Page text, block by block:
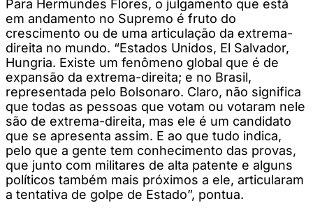
Para Hermundes Flores, o julgamento que está
em andamento no Supremo é fruto do
crescimento ou de uma articulação da extrema-
direita no mundo. “Estados Unidos, El Salvador,
Hungria. Existe um fenômeno global que é de
expansão da extrema-direita; e no Brasil,
representada pelo Bolsonaro. Claro, não significa
que todas as pessoas que votam ou votaram nele
são de extrema-direita, mas ele é um candidato
que se apresenta assim. E ao que tudo indica,
pelo que a gente tem conhecimento das provas,
que junto com militares de alta patente e alguns
políticos também mais próximos a ele, articularam
a tentativa de golpe de Estado”, pontua.